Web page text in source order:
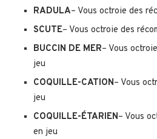
RADULA– Vous octroie des
SCUTE– Vous octroie des
BUCCIN DE MER– Vous
jeu
COQUILLE-CATION– Vous
jeu
COQUILLE-ÉTARIEN– Vous
en jeu